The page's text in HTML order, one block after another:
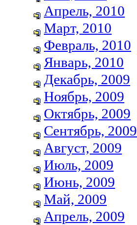
Апрель, 2010
Март, 2010
Февраль, 2010
Январь, 2010
Декабрь, 2009
Ноябрь, 2009
Октябрь, 2009
Сентябрь, 2009
Август, 2009
Июль, 2009
Июнь, 2009
Май, 2009
Апрель, 2009